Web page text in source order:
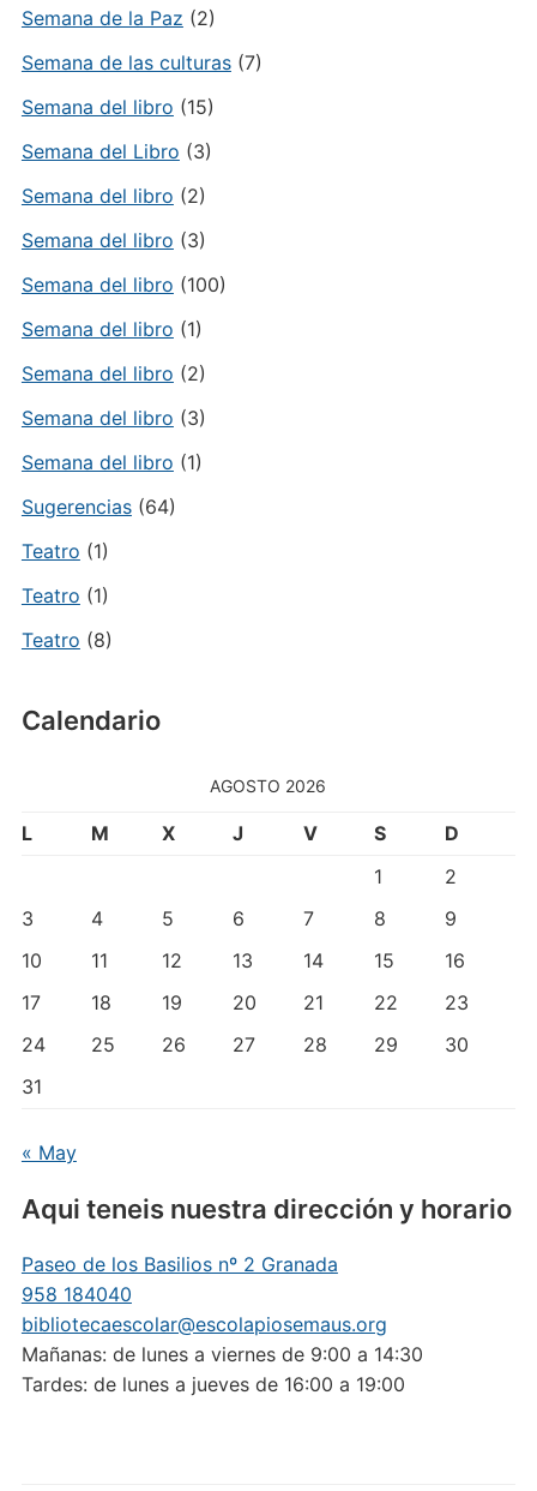
Semana de la Paz (2)
Semana de las culturas(7)
Semana del libro (15)
Semana del Libro (3)
Semana del libro (2)
Semana del libro (3)
Semana del libro (100)
Semana del libro (1)
Semana del libro (2)
Semana del libro (3)
Semana del libro (1)
Sugerencias(64)
Teatro (1)
Teatro (1)
Teatro (8)
Calendario
AGOSTO 2026
L M X J V S
D
1
2
3
4 5 6 7 8
9
10
11 12 13 14 15
16
17
18 19 20 21 22
23
24
25 26 27 28 29
30
31
« May
Aqui teneis nuestra dirección y horario
Paseo de los Basilios nº 2 Granada
958 184040
bibliotecaescolar@escolapiosemaus.org
Mañanas: de lunes a viernes de 9:00 a 14:30
Tardes: de lunes a jueves de 16:00 a 19:00